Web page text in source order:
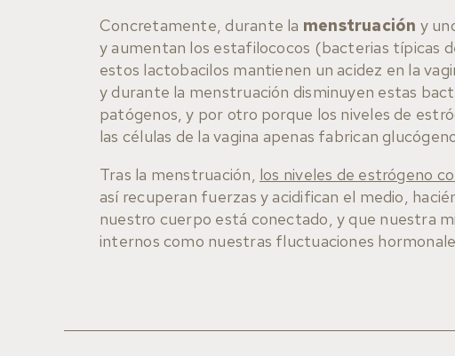
Concretamente, durante la menstruación y
y aumentan los estafilococos (bacterias típicas
estos lactobacilos mantienen un acidez en la
y durante la menstruación disminuyen estas
patógenos, y por otro porque los niveles de
las células de la vagina apenas fabrican
Tras la menstruación, los niveles de estrógeno
así recuperan fuerzas y acidifican el medio,
nuestro cuerpo está conectado, y que nuestra
internos como nuestras fluctuaciones